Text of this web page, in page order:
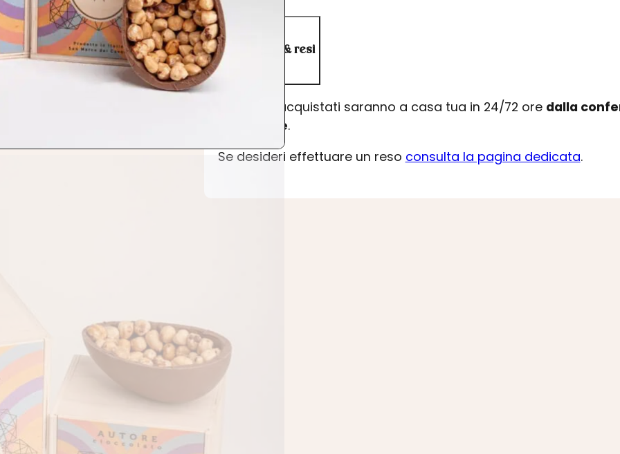
Spedizioni & resi
I prodotti acquistati saranno a casa tua in 24/72 ore dalla
dell’ordine.
Se desideri effettuare un reso consulta la pagina dedicata.